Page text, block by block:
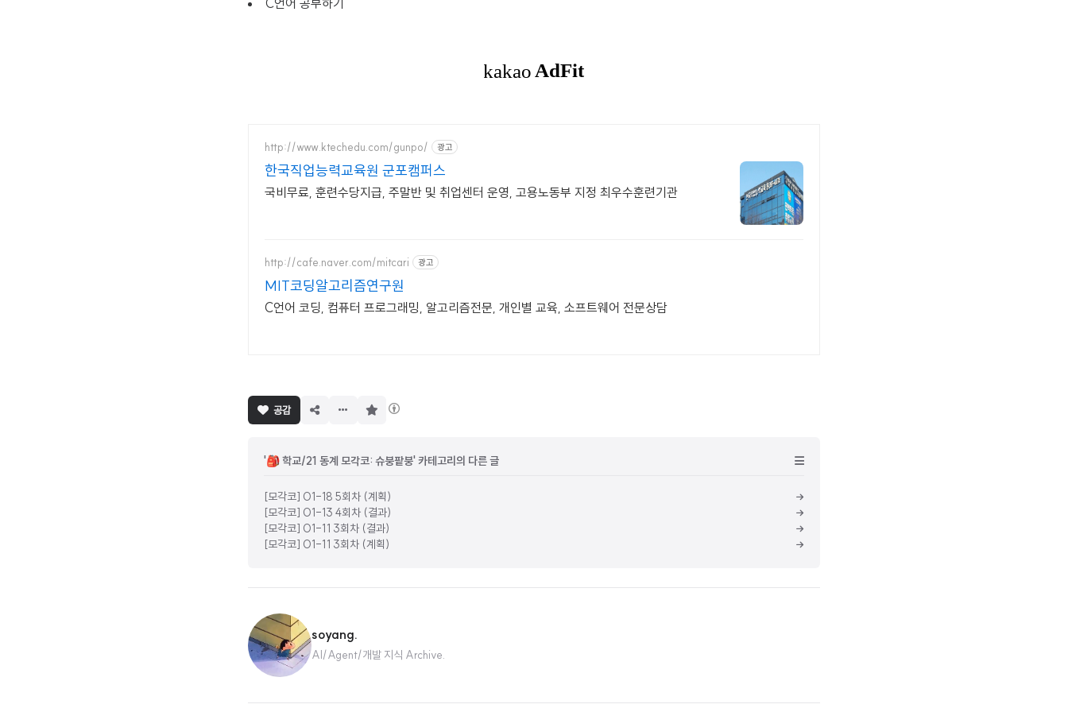
C언어 공부하기
http://www.ktechedu.com/gunpo/ 광고
한국직업능력교육원 군포캠퍼스
국비무료, 훈련수당지급, 주말반 및 취업센터 운영, 고용노동부 지정 최우수훈련기관
http://cafe.naver.com/mitcari 광고
MIT코딩알고리즘연구원
C언어 코딩, 컴퓨터 프로그래밍, 알고리즘전문, 개인별 교육, 소프트웨어 전문상담
공감
'🎒 학교/21 동계 모각코: 슈붕팥붕' 카테고리의 다른 글
[모각코] 01-18 5회차 (계획)
[모각코] 01-13 4회차 (결과)
[모각코] 01-11 3회차 (결과)
[모각코] 01-11 3회차 (계획)
soyang.
AI/Agent/개발 지식 Archive.